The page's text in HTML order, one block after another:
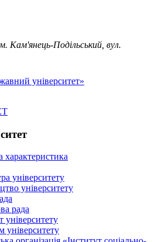
Кам'янець-Подільський, вул.
характеристика
університету
університету
рада
університету
університету